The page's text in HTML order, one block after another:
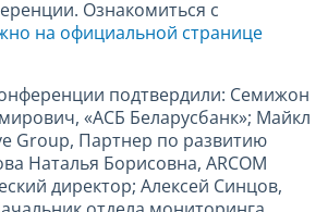
Ознакомиться с
на официальной странице
подтвердили: Семижон
«АСБ Беларусбанк»; Майкл
Group, Партнер по развитию
Наталья Борисовна, ARCOM
директор; Алексей Синцов,